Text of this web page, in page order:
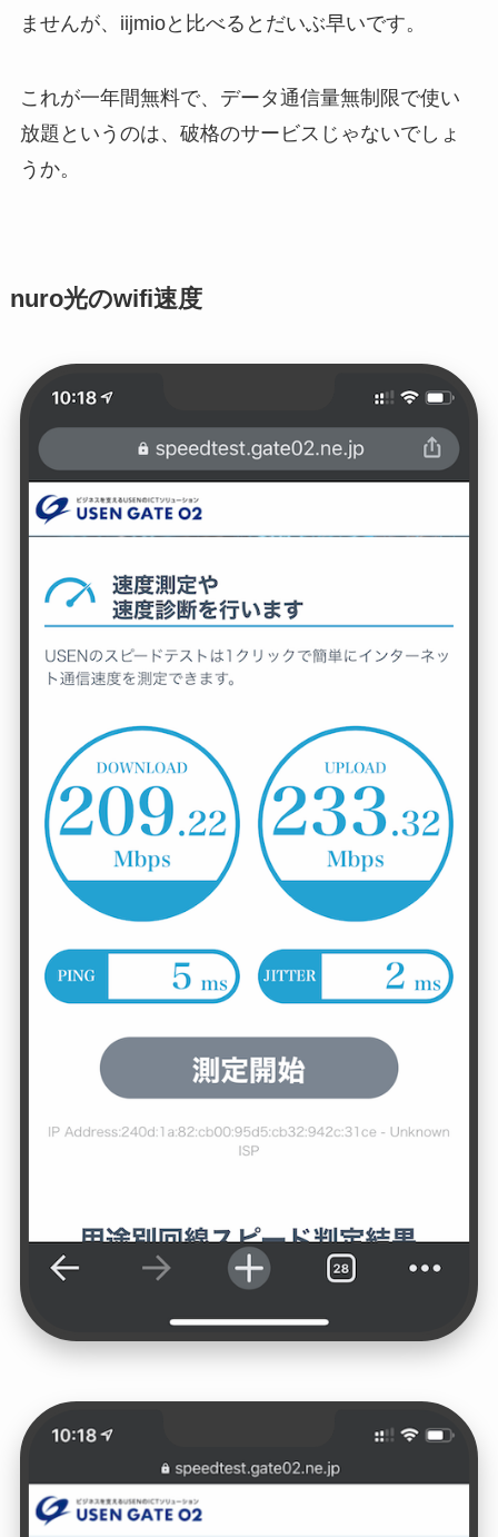
ませんが、iijmioと比べるとだいぶ早いです。
これが一年間無料で、データ通信量無制限で使い
放題というのは、破格のサービスじゃないでしょ
うか。
nuro光のwifi速度